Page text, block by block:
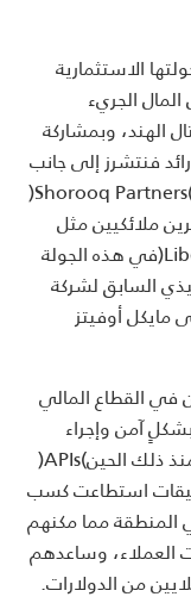
الاستثمارية
المال الجريء
الهند، وبمشاركة
فنتشرز إلى جانب
)Shorooq
ملائكيين مثل
في هذه الجولة
السابق لشركة
مايكل أوفيتز
في القطاع المالي
آمن وإجراء
)APIs(
استطاعت كسب
المنطقة مما مكنهم
وساعدهم
من الدولارات.